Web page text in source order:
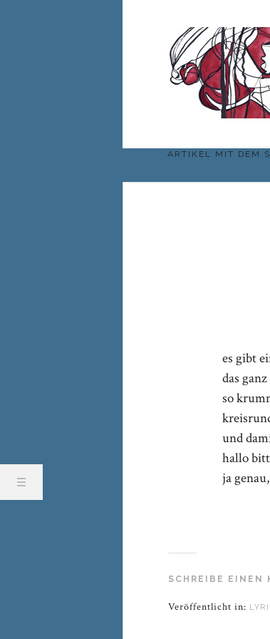
ARTIKEL MIT DEM
es gibt
das
so
und
hallo
ja
SCHREIBE EINEN
Veröffentlicht in: